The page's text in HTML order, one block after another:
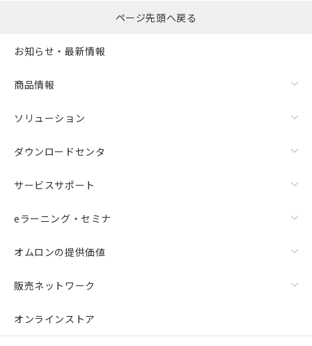
ページ先頭へ戻る
お知らせ・最新情報
商品情報
ソリューション
ダウンロードセンタ
サービスサポート
eラーニング・セミナ
オムロンの提供価値
販売ネットワーク
オンラインストア